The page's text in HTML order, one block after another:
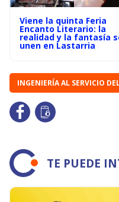
Viene la quinta Feria
Encanto Literario: la
realidad y la fantasía
unen en Lastarria
INGENIERÍA AL SERVICIO
TE PUEDE